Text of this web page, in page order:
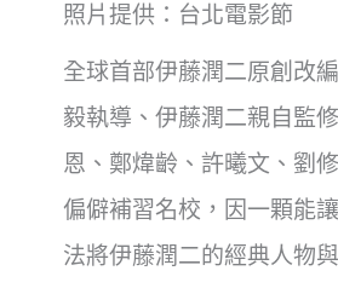
照片提供：台北電影節
全球首部伊藤潤二原創改
毅執導、伊藤潤二親自監
恩、鄭煒齡、許曦文、劉
偏僻補習名校，因一顆能
法將伊藤潤二的經典人物